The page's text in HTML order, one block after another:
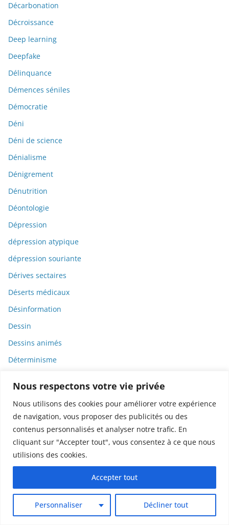
Nous respectons votre vie privée
Nous utilisons des cookies pour améliorer votre expérience
de navigation, vous proposer des publicités ou des
contenus personnalisés et analyser notre trafic. En
cliquant sur "Accepter tout", vous consentez à ce que nous
utilisions des cookies.
Personnaliser Décliner tout
Accepter tout
Décarbonation
Décroissance
Deep learning
Deepfake
Délinquance
Démences séniles
Démocratie
Déni
Déni de science
Dénialisme
Dénigrement
Dénutrition
Déontologie
Dépression
dépression atypique
dépression souriante
Dérives sectaires
Déserts médicaux
Désinformation
Dessin
Dessins animés
Déterminisme
Deux-roues
DGCCRF
Didier Raoult